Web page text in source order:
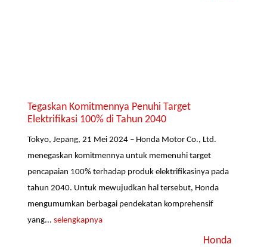
Tegaskan Komitmennya Penuhi Target
Elektrifikasi 100% di Tahun 2040
Tokyo, Jepang, 21 Mei 2024 – Honda Motor Co., Ltd.
menegaskan komitmennya untuk memenuhi target
pencapaian 100% terhadap produk elektrifikasinya pada
tahun 2040. Untuk mewujudkan hal tersebut, Honda
mengumumkan berbagai pendekatan komprehensif
yang...selengkapnya
Honda